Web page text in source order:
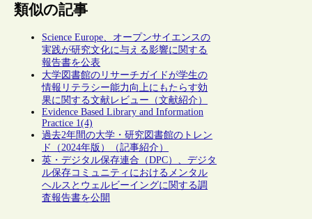
類似の記事
Science Europe、オープンサイエンスの
実践が研究文化に与える影響に関する
報告書を公表
大学図書館のリサーチガイドが学生の
情報リテラシー能力向上にもたらす効
果に関する文献レビュー（文献紹介）
Evidence Based Library and Information
Practice 1(4)
過去2年間の大学・研究図書館のトレン
ド（2024年版）（記事紹介）
英・デジタル保存連合（DPC）、デジタ
ル保存コミュニティにおけるメンタル
ヘルスとウェルビーイングに関する調
査報告書を公開